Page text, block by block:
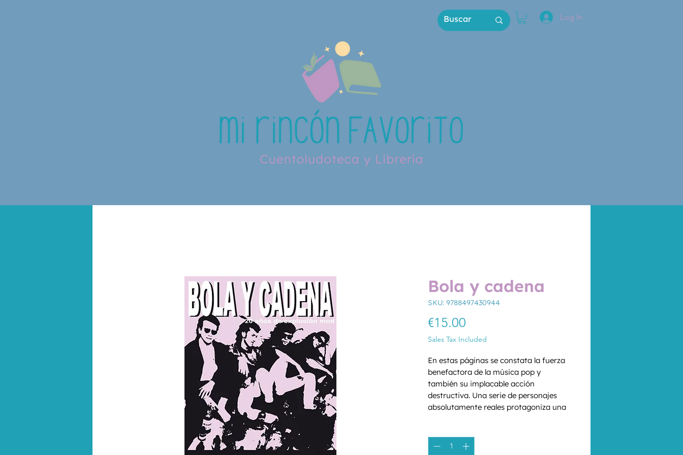
Log In
Bola y cadena
SKU: 9788497430944
€15.00
Sales Tax Included
En estas páginas se constata la fuerza
benefactora de la música pop y
también su implacable acción
destructiva. Una serie de personajes
absolutamente reales protagoniza una
conciertos y grabaciones de discos,